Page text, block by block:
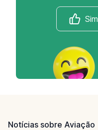
Sim
Notícias sobre Aviação